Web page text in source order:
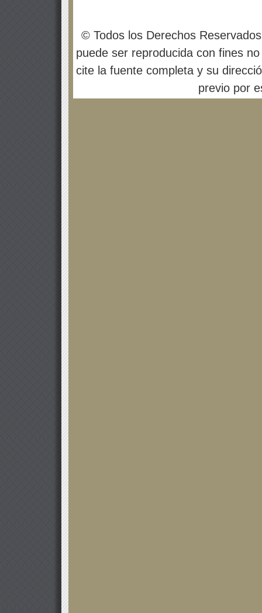
© Todos los Derechos
puede ser reproducida con fines
cite la fuente completa y su
previo por